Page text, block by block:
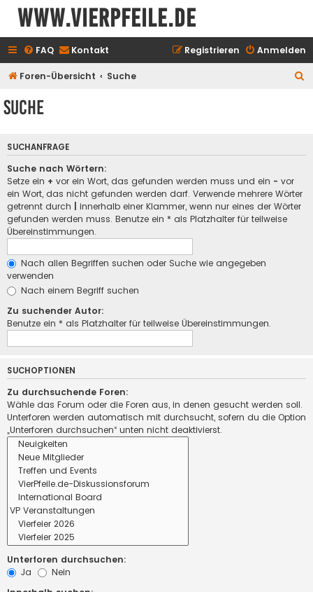
www.vierpfeile.de
FAQ Kontakt Anmelden
Registrieren
Foren-Übersicht Suche
Suche
SUCHANFRAGE
Suche nach Wörtern:
Setze ein + vor ein Wort, das gefunden werden muss und ein - vor
ein Wort, das nicht gefunden werden darf. Verwende mehrere Wörter
getrennt durch
innerhalb einer Klammer, wenn nur eines der Wörter
gefunden werden muss. Benutze ein * als Platzhalter für teilweise
Übereinstimmungen.
Nach allen Begriffen suchen oder Suche wie angegeben
verwenden
Nach einem Begriff suchen
Zu suchender Autor:
Benutze ein * als Platzhalter für teilweise Übereinstimmungen.
SUCHOPTIONEN
Zu durchsuchende Foren:
Wähle das Forum oder die Foren aus, in denen gesucht werden soll.
Unterforen werden automatisch mit durchsucht, sofern du die Option
„Unterforen durchsuchen“ unten nicht deaktivierst.
Unterforen durchsuchen:
Ja
Nein